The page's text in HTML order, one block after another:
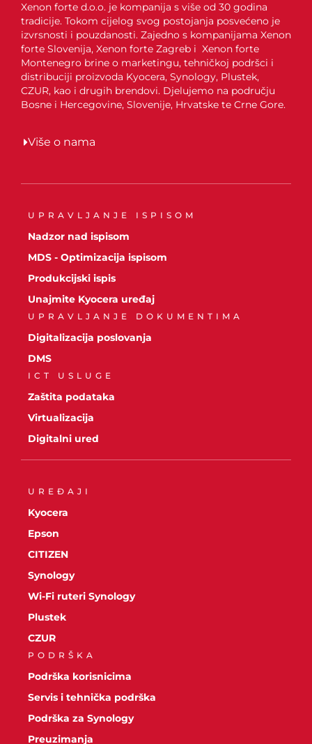
Xenon forte d.o.o. je kompanija s više od 30 godina
tradicije. Tokom cijelog svog postojanja posvećeno je
izvrsnosti i pouzdanosti. Zajedno s kompanijama Xenon
forte Slovenija, Xenon forte Zagreb i Xenon forte
Montenegro brine o marketingu, tehničkoj podršci i
distribuciji proizvoda Kyocera, Synology, Plustek,
CZUR, kao i drugih brendovi. Djelujemo na području
Bosne i Hercegovine, Slovenije, Hrvatske te Crne Gore.
Više o nama
UPRAVLJANJE ISPISOM
Nadzor nad ispisom
MDS - Optimizacija ispisom
Produkcijski ispis
Unajmite Kyocera uređaj
UPRAVLJANJE DOKUMENTIMA
Digitalizacija poslovanja
DMS
ICT USLUGE
Zaštita podataka
Virtualizacija
Digitalni ured
UREĐAJI
Kyocera
Epson
CITIZEN
Synology
Wi-Fi ruteri Synology
Plustek
CZUR
PODRŠKA
Podrška korisnicima
Servis i tehnička podrška
Podrška za Synology
Preuzimanja